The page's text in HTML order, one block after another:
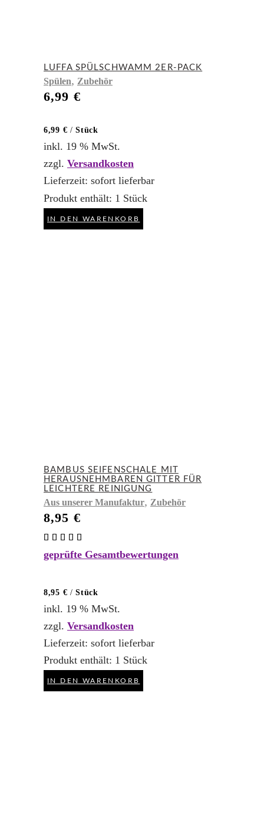
LUFFA SPÜLSCHWAMM 2ER-PACK
Spülen, Zubehör
6,99 €
6,99 € /Stück
inkl. 19 % MwSt.
zzgl. Versandkosten
Lieferzeit: sofort lieferbar
Produkt enthält: 1 Stück
IN DEN WARENKORB
BAMBUS SEIFENSCHALE MIT
HERAUSNEHMBAREN GITTER FÜR
LEICHTERE REINIGUNG
Aus unserer Manufaktur, Zubehör
8,95 €
5.00
geprüfte Gesamtbewertungen
8,95 € /Stück
inkl. 19 % MwSt.
zzgl. Versandkosten
Lieferzeit: sofort lieferbar
Produkt enthält: 1 Stück
IN DEN WARENKORB